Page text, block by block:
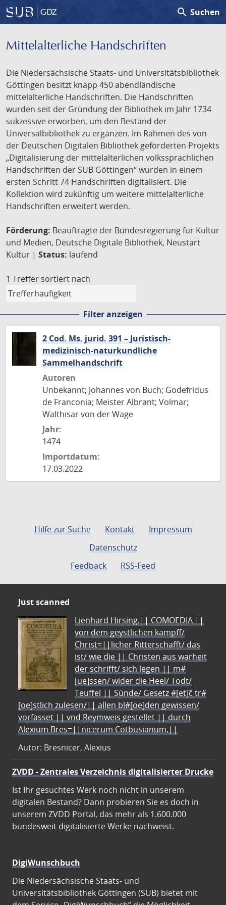
GDZ search Suchen
Mittelalterliche Handschriften
Die Niedersächsische Staats- und Universitätsbibliothek
Göttingen besitzt knapp 450 abendländische
mittelalterliche Handschriften. Die Handschriften
wurden seit der Gründung der Bibliothek im Jahr 1734
sukzessive erworben, um den Bestand der
Universalbibliothek zu ergänzen. Im Rahmen des von
der Deutschen Digitalen Bibliothek geförderten Projekts
„Digitalisierung der mittelalterlichen volkssprachlichen
Handschriften der SUB Göttingen“ wurden in einem
ersten Schritt 74 Handschriften digitalisiert. Die
Kollektion wird zukünftig um weitere mittelalterliche
Handschriften erweitert werden.
Förderung: Beauftragte der Bundesregierung für Kultur
und Medien, Deutsche Digitale Bibliothek, Neustart
Kultur | Status: laufend
1 Treffer sortiert nach
Filter anzeigen
2 Cod. Ms. jurid. 391 – Juristisch-
medizinisch-naturkundliche
Sammelhandschrift
Autoren
Unbekannt; Johannes von Buch; Godefridus
de Franconia; Meister Albrant; Volmar;
Walthisar von der Wage
Jahr:
1474
Importdatum:
17.03.2022
Hilfe zur Suche Kontakt
Impressum
Datenschutz
Feedback
RSS-Feed
Just scanned
Lienhard Hirsing.|| COMOEDIA ||
von dem geystlichen kampff/
Christ=||licher Ritterschafft/ das
ist/ wie die || Christen aus warheit
der schrifft/ sich legen || m#
[ue]ssen/ wider die Heel/ Todt/
Teuffel || Sünde/ Gesetz #[et]c̃ tr#
[oe]stlich zulesen/|| allen bl#[oe]den gewissen/
vorfasset || vnd Reymweis gestellet || durch
Alexium Bres=||nicerum Cotbusianum.||
Autor: Bresnicer, Alexius
ZVDD - Zentrales Verzeichnis digitalisierter Drucke
Ist Ihr gesuchtes Werk noch nicht in unserem
digitalen Bestand? Dann probieren Sie es doch in
unserem ZVDD Portal, das mehr als 1.600.000
bundesweit digitalisierte Werke nachweist.
DigiWunschbuch
Die Niedersächsische Staats- und
Universitätsbibliothek Göttingen (SUB) bietet mit